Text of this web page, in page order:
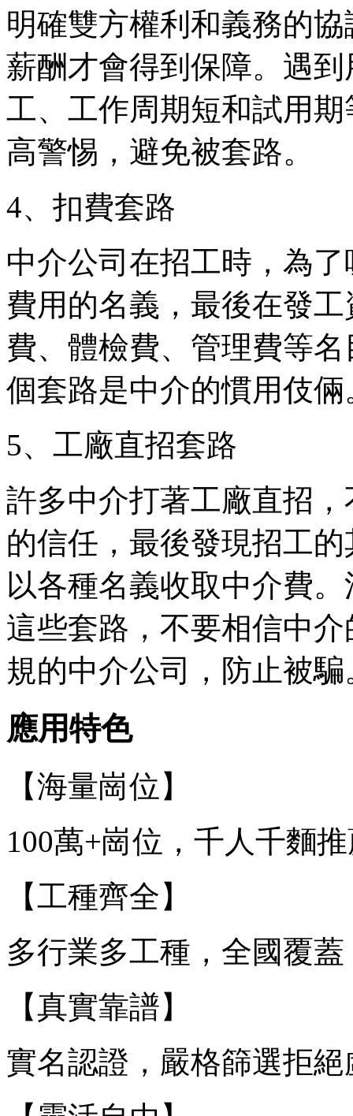
明確雙方權利和義務的
薪酬才會得到保障。遇
工、工作周期短和試用
高警惕，避免被套路。
4、扣費套路
中介公司在招工時，為
費用的名義，最後在發
費、體檢費、管理費等
個套路是中介的慣用伎倆
5、工廠直招套路
許多中介打著工廠直招
的信任，最後發現招工
以各種名義收取中介費
這些套路，不要相信中
規的中介公司，防止被騙
應用特色
【海量崗位】
100萬+崗位，千人千麵
【工種齊全】
多行業多工種，全國覆
【真實靠譜】
實名認證，嚴格篩選拒